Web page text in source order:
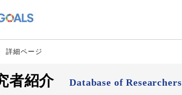
詳細ページ
者紹介Database of Researchers